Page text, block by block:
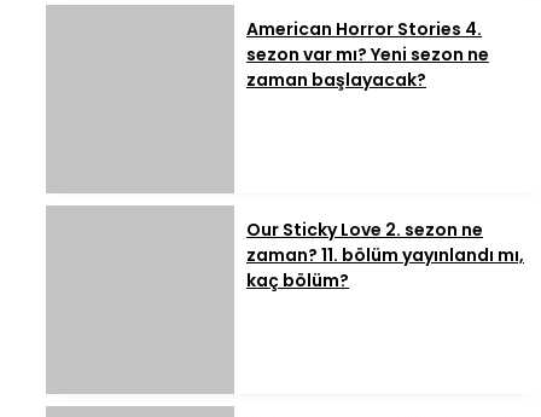
American Horror Stories 4.
sezon var mı? Yeni sezon ne
zaman başlayacak?
Our Sticky Love 2. sezon ne
zaman? 11. bölüm yayınlandı mı,
kaç bölüm?